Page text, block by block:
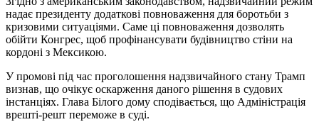
надає президенту додаткові повноваження для боротьби з
кризовими ситуаціями. Саме ці повноваження дозволять
обійти Конгрес, щоб профінансувати будівництво стіни на
кордоні з Мексикою.
У промові під час проголошення надзвичайного стану Трамп
визнав, що очікує оскарження даного рішення в судових
інстанціях. Глава Білого дому сподівається, що Адміністрація
врешті-решт переможе в суді.